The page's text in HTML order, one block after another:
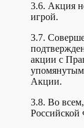
3.6. Акция
игрой.
3.7.
акции с
Акции.
3.8. Во
Российской